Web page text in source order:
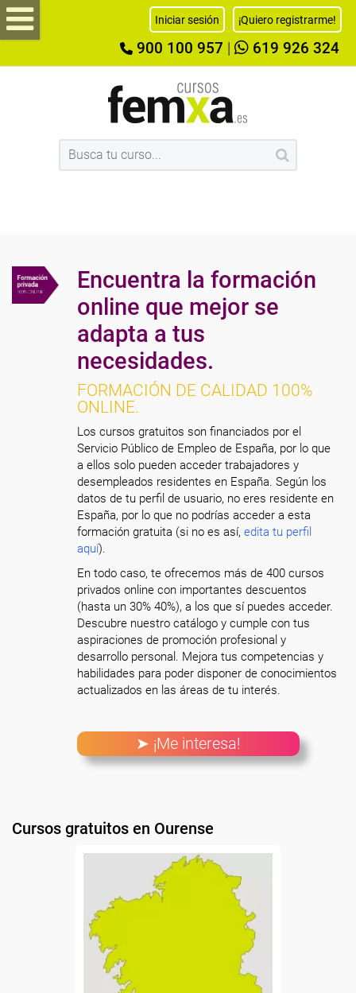
Iniciar sesión ¡Quiero registrarme!
900 100 957 619 926 324
Encuentra la formación
online que mejor se
adapta a tus
necesidades.
FORMACIÓN DE CALIDAD 100%
ONLINE.
Los cursos gratuitos son financiados por el
Servicio Público de Empleo de España, por lo que
a ellos solo pueden acceder trabajadores y
desempleados residentes en España. Según los
datos de tu perfil de usuario, no eres residente en
España, por lo que no podrías acceder a esta
formación gratuita (si no es así,edita tu perfil
aquí).
En todo caso, te ofrecemos más de 400 cursos
privados online con importantes descuentos
(hasta un 30% 40%), a los que sí puedes acceder.
Descubre nuestro catálogo y cumple con tus
aspiraciones de promoción profesional y
desarrollo personal. Mejora tus competencias y
habilidades para poder disponer de conocimientos
actualizados en las áreas de tu interés.
➤ ¡Me interesa!
Cursos gratuitos en Ourense